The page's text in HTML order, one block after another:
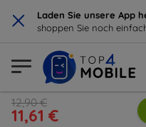
× Laden Sie unsere App
shoppen Sie noch
12,90 €
11,61 €